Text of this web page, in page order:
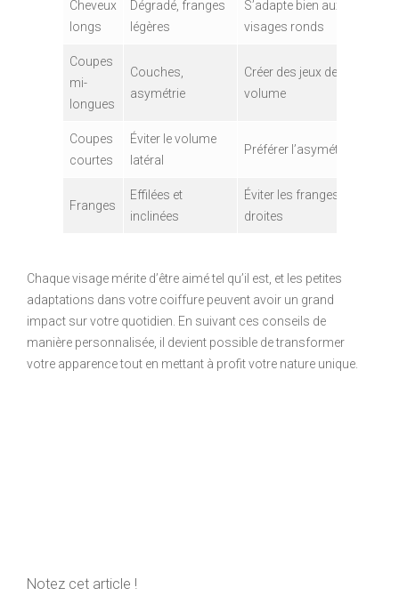
Cheveux
longs
Dégradé, franges
légères
S’adapte bien aux
visages ronds
Coupes
mi-
longues
Couches,
asymétrie
Créer des jeux de
volume
Coupes
courtes
Éviter le volume
latéral
Préférer l’asymétrie
Franges
Effilées et
inclinées
Éviter les franges
droites
Chaque visage mérite d’être aimé tel qu’il est, et les petites
adaptations dans votre coiffure peuvent avoir un grand
impact sur votre quotidien. En suivant ces conseils de
manière personnalisée, il devient possible de transformer
votre apparence tout en mettant à profit votre nature unique.
Notez cet article !